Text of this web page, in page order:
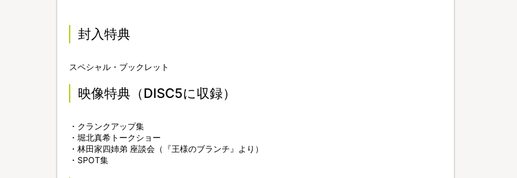
封入特典
スペシャル・ブックレット
映像特典（DISC5に収録）
・クランクアップ集
・堀北真希トークショー
・林田家四姉弟 座談会（『王様のブランチ』より）
・SPOT集